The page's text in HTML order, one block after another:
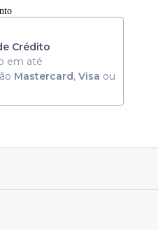
Crédito
em até
Mastercard, Visa ou